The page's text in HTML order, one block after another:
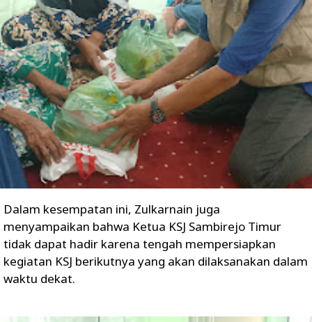
Dalam kesempatan ini, Zulkarnain juga
menyampaikan bahwa Ketua KSJ Sambirejo Timur
tidak dapat hadir karena tengah mempersiapkan
kegiatan KSJ berikutnya yang akan dilaksanakan dalam
waktu dekat.